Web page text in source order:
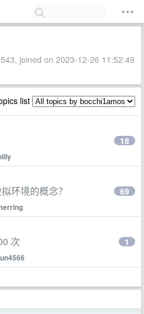
joined on 2023-12-26 11:52:49
list
18
环境的概念？ 69
次 1